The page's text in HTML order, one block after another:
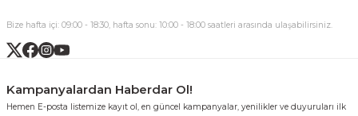
Bize hafta içi: 09:00 - 18:30, hafta sonu: 10:00 - 18:00 saatleri arasında ulaşabilirsiniz.
Kampanyalardan Haberdar Ol!
Hemen E-posta listemize kayıt ol, en güncel kampanyalar, yenilikler ve duyuruları ilk